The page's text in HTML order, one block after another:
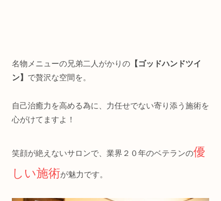
名物メニューの兄弟二人がかりの 【ゴッドハンドツイ
ン】 で贅沢な空間を。
自己治癒力を高める為に、力任せでない寄り添う施術を
心がけてますよ！
笑顔が絶えないサロンで、業界２０年のベテランの優
しい施術が魅力です。